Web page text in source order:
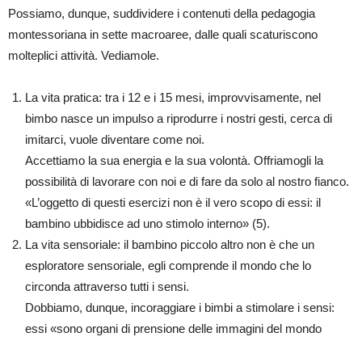
Possiamo, dunque, suddividere i contenuti della pedagogia
montessoriana in sette macroaree, dalle quali scaturiscono
molteplici attività. Vediamole.
La vita pratica: tra i 12 e i 15 mesi, improvvisamente, nel
bimbo nasce un impulso a riprodurre i nostri gesti, cerca di
imitarci, vuole diventare come noi.
Accettiamo la sua energia e la sua volontà. Offriamogli la
possibilità di lavorare con noi e di fare da solo al nostro fianco.
«L’oggetto di questi esercizi non è il vero scopo di essi: il
bambino ubbidisce ad uno stimolo interno» (5).
La vita sensoriale: il bambino piccolo altro non è che un
esploratore sensoriale, egli comprende il mondo che lo
circonda attraverso tutti i sensi.
Dobbiamo, dunque, incoraggiare i bimbi a stimolare i sensi:
essi «sono organi di prensione delle immagini del mondo